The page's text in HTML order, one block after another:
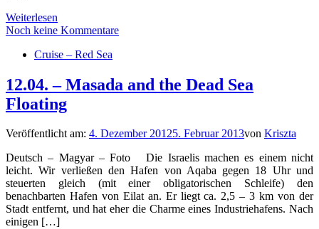
Weiterlesen
Noch keine Kommentare
Cruise – Red Sea
12.04. – Masada and the Dead Sea
Floating
Veröffentlicht am: 4. Dezember 20125. Februar 2013von Kriszta
Deutsch – Magyar – Foto Die Israelis machen es einem nicht
leicht. Wir verließen den Hafen von Aqaba gegen 18 Uhr und
steuerten gleich (mit einer obligatorischen Schleife) den
benachbarten Hafen von Eilat an. Er liegt ca. 2,5 – 3 km von der
Stadt entfernt, und hat eher die Charme eines Industriehafens. Nach
einigen […]